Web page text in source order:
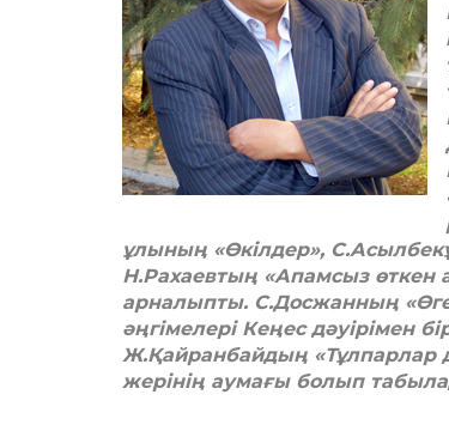
ұлының «Өкілдер»,
Н.Рахаев­тың «Апамсыз өткен
арналыпты. С.Досжанның
әңгімелері Кеңес дәуірімен
Ж.Қайранбайдың «Тұлпарлар
жерінің аумағы болып